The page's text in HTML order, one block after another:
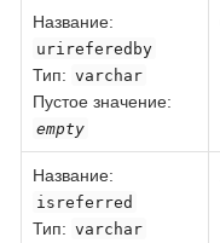
Название:
urireferedby
Тип: varchar
Пустое значение:
empty
Название:
isreferred
Тип: varchar